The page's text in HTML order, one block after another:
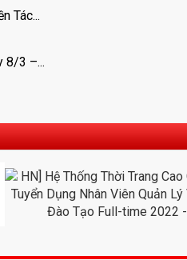
Tác...
8/3 –...